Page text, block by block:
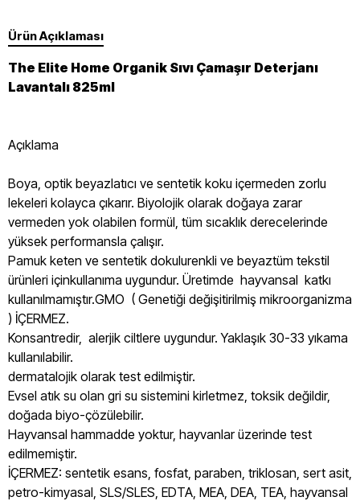
Ürün Açıklaması
The Elite Home Organik Sıvı Çamaşır Deterjanı
Lavantalı 825ml
Açıklama
Boya, optik beyazlatıcı ve sentetik koku içermeden zorlu
lekeleri kolayca çıkarır. Biyolojik olarak doğaya zarar
vermeden yok olabilen formül, tüm sıcaklık derecelerinde
yüksek performansla çalışır.
Pamuk keten ve sentetik dokulurenkli ve beyaztüm tekstil
ürünleri içinkullanıma uygundur. Üretimde hayvansal katkı
kullanılmamıştır.GMO ( Genetiği değişitirilmiş mikroorganizma
) İÇERMEZ.
Konsantredir, alerjik ciltlere uygundur. Yaklaşık 30-33 yıkama
kullanılabilir.
dermatalojik olarak test edilmiştir.
Evsel atık su olan gri su sistemini kirletmez, toksik değildir,
doğada biyo-çözülebilir.
Hayvansal hammadde yoktur, hayvanlar üzerinde test
edilmemiştir.
İÇERMEZ: sentetik esans, fosfat, paraben, triklosan, sert asit,
petro-kimyasal, SLS/SLES, EDTA, MEA, DEA, TEA, hayvansal